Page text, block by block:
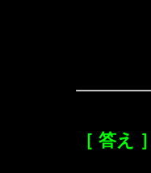
［ 答え